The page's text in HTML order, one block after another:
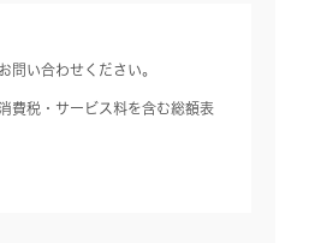
問い合わせください。
費税・サービス料を含む総額表